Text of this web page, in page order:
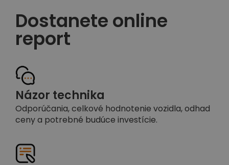
Dostanete online
report
Názor technika
Odporúčania, celkové hodnotenie vozidla, odhad
ceny a potrebné budúce investície.